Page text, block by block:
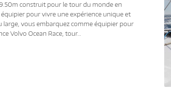
construit pour le tour du monde en
pour vivre une expérience unique et
large, vous embarquez comme équipier pour
Volvo Ocean Race, tour…